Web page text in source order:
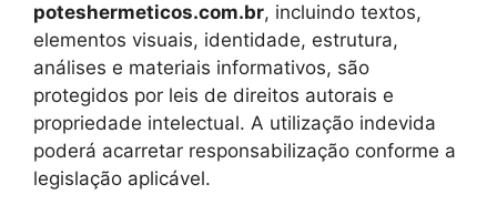
poteshermeticos.com.br, incluindo textos,
elementos visuais, identidade, estrutura,
análises e materiais informativos, são
protegidos por leis de direitos autorais e
propriedade intelectual. A utilização indevida
poderá acarretar responsabilização conforme a
legislação aplicável.